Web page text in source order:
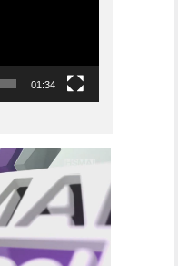
01:34